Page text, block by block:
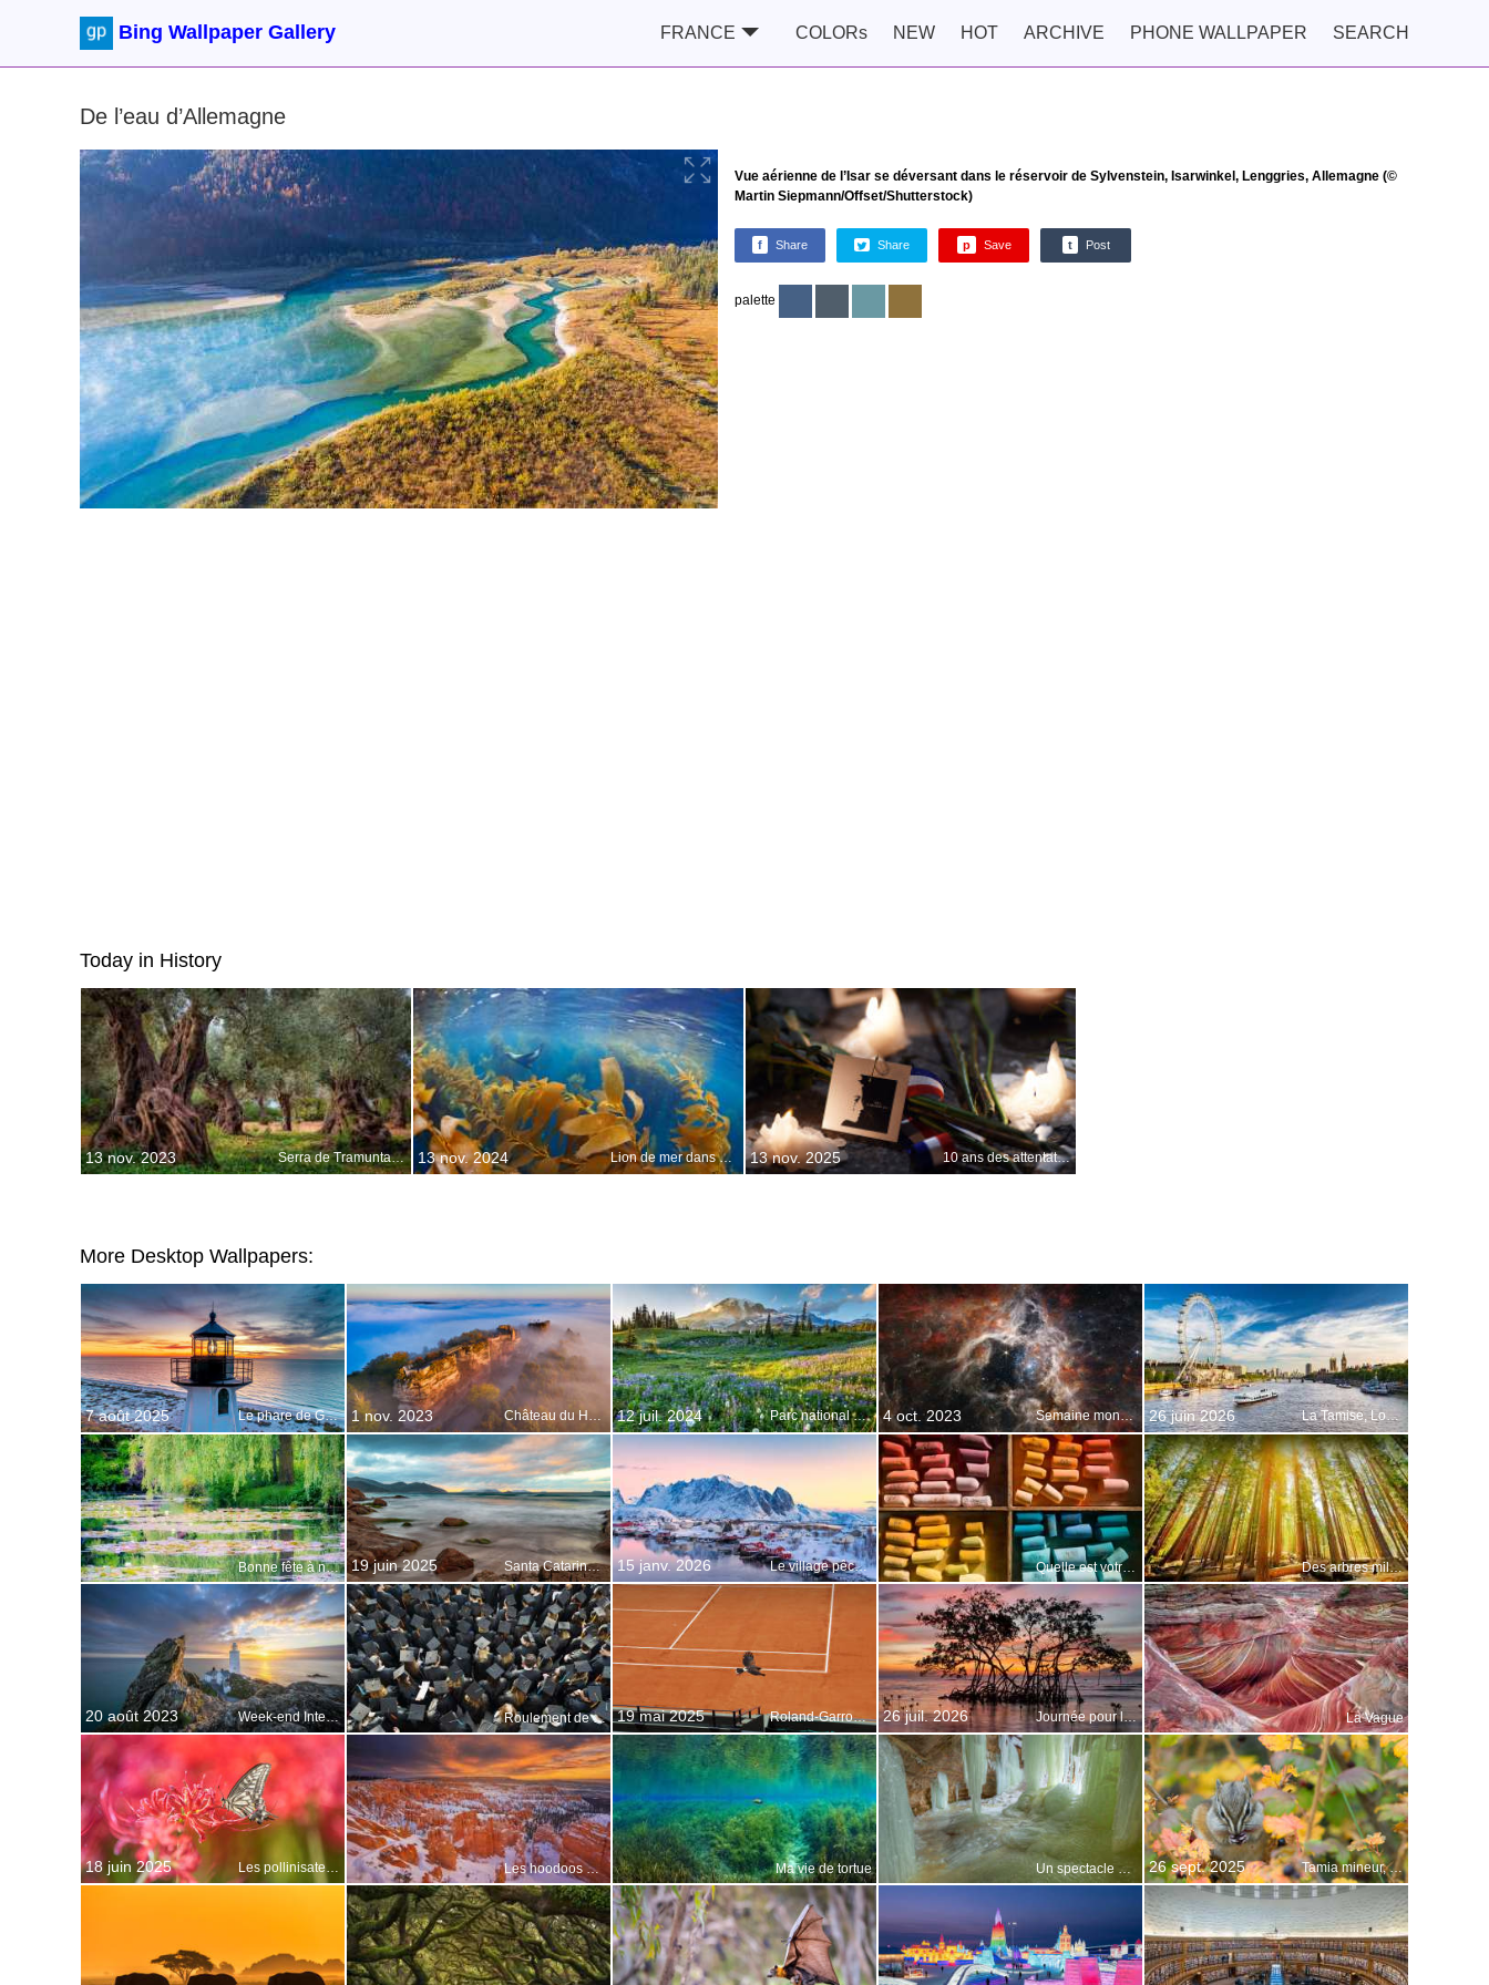
Bing Wallpaper Gallery FRANCE COLORs NEW HOT ARCHIVE PHONE WALLPAPER SEARCH
De l’eau d’Allemagne
Vue aérienne de l’Isar se déversant dans le réservoir de Sylvenstein, Isarwinkel, Lenggries, Allemagne (©
Martin Siepmann/Offset/Shutterstock)
f Share Share p Save t Post
palette
Today in History
13 nov. 2023 Serra de Tramuntana, Majorque, Îles Baléares 13 nov. 2024 Lion de mer dans une forêt de varech géant, Mexique 13 nov. 2025 10 ans des attentats du 13 novembre 2015
More Desktop Wallpapers:
7 août 2025 Le phare de Gasparilla Island, États-Unis 1 nov. 2023 Château du Haut-Barr, Vosges 12 juil. 2024 Parc national du Mont Rainier, Washington, États-Unis 4 oct. 2023 Semaine mondiale de lespace 26 juin 2026 La Tamise, Londres, Angleterre
Bonne fête à nos grands-mères ! 19 juin 2025 Santa Catarina, Brésil 15 janv. 2026 Le village pêcheur de Reine, Norvège Quelle est votre couleur préférée ? Des arbres millénaires
20 août 2023 Week-end International des Phares Roulement de tambour 19 mai 2025 Roland-Garros 2025 26 juil. 2026 Journée pour la conservation de l’écosystème des mangroves La Vague
18 juin 2025 Les hoodoos de Bryce Canyon en hiver Ma vie de tortue Un spectacle à couper le souffle 26 sept. 2025 Tamia mineur, forêt nationale de Kootenai, Montana, États-Unis